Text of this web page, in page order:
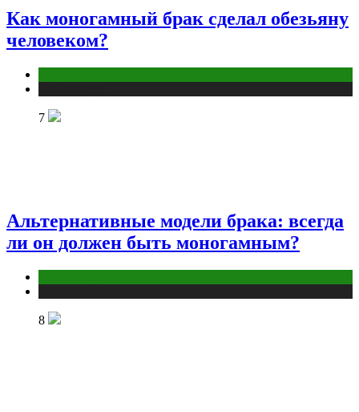
Как моногамный брак сделал обезьяну
человеком?
7
Альтернативные модели брака: всегда
ли он должен быть моногамным?
8